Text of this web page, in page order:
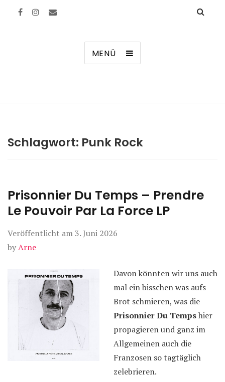
MENÜ
Schlagwort: Punk Rock
Prisonnier Du Temps – Prendre
Le Pouvoir Par La Force LP
Veröffentlicht am 3. Juni 2026
byArne
Davon könnten wir uns auch
mal ein bisschen was aufs
Brot schmieren, was die
Prisonnier Du Tempshier
propagieren und ganz im
Allgemeinen auch die
Franzosen so tagtäglich
zelebrieren.